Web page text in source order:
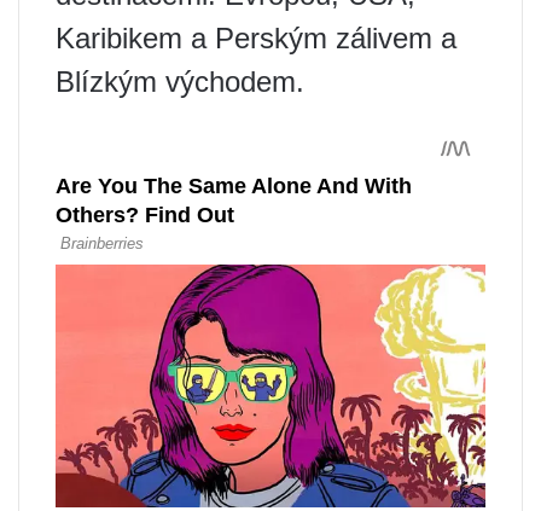
Karibikem a Perským zálivem a
Blízkým východem.